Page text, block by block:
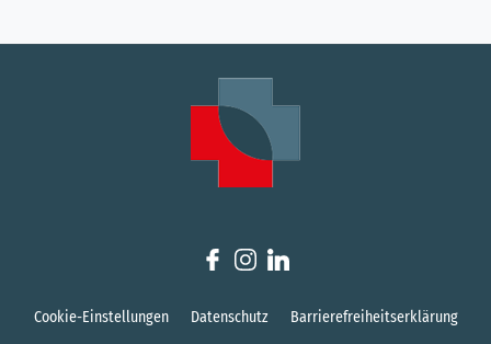
Cookie-Einstellungen Datenschutz Barrierefreiheitserklärung